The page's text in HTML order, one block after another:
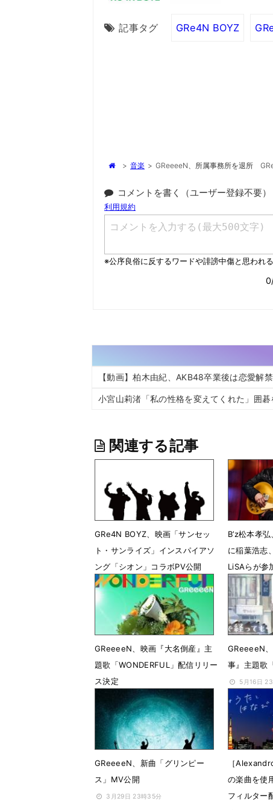
記事タグ GRe4N BOYZ
> 音楽 > GReeeeN、所属事務所を退所
コメントを書く（ユーザー登録不要）
【動画】柏木由紀、AKB48卒業後は恋愛解
小宮山莉渚「私の性格を変えてくれた」囲
関連する記事
GRe4N BOYZ、映画「サンセッ
ト・サンライズ」インスパイアソ
ング「シオン」コラボPV公開
1月13日 19時57分
B’z松本孝
に稲葉浩志
LiSAらが参
5月27日
GReeeeN、映画『大名倒産』主
題歌「WONDERFUL」配信リリー
ス決定
6月10日 22時05分
GReeeeN
事』主題歌
5月16日
GReeeeN、新曲「グリンピー
ス」MV公開
3月29日 23時35分
［
の楽曲を使
フィルター